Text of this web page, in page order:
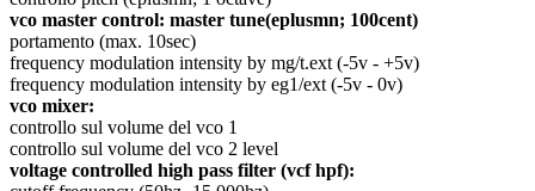
vco master control: master tune(eplusmn; 100cent)
portamento (max. 10sec)
frequency modulation intensity by mg/t.ext (-5v - +5v)
frequency modulation intensity by eg1/ext (-5v - 0v)
vco mixer:
controllo sul volume del vco 1
controllo sul volume del vco 2 level
voltage controlled high pass filter (vcf hpf):